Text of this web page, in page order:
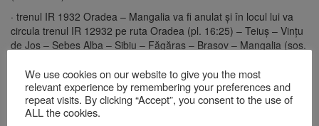
· trenul IR 1932 Oradea – Mangalia va fi anulat şi în locul lui va
circula trenul IR 12932 pe ruta Oradea (pl. 16:25) – Teiuș – Vințu
de Jos – Sebeș Alba – Sibiu – Făgăraș – Brașov – Mangalia (sos.
Lasă un răspuns
Adresa ta de email nu va fi publicată.
We use cookies on our website to give you the most
relevant experience by remembering your preferences and
repeat visits. By clicking “Accept”, you consent to the use of
ALL the cookies.